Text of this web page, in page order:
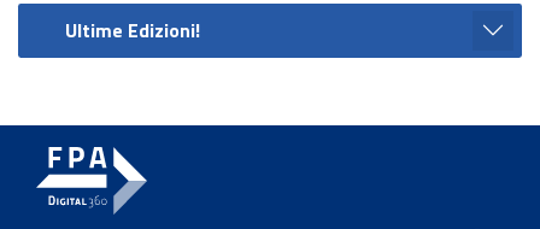
Ultime Edizioni!